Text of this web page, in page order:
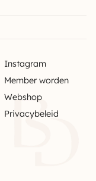
Instagram
Member worden
Webshop
Privacybeleid